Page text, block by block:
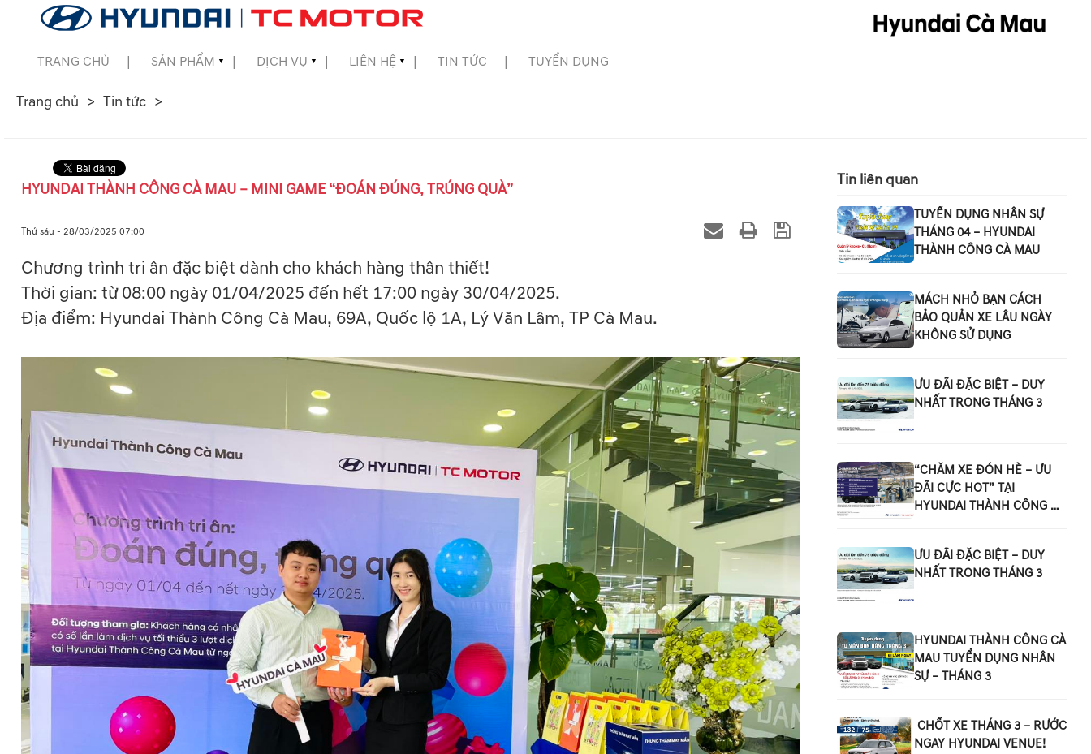
TRANG CHỦ SẢN PHẨM ▼ DỊCH VỤ ▼ LIÊN HỆ ▼ TIN TỨC TUYỂN DỤNG
Trang chủ Tin tức
HYUNDAI THÀNH CÔNG CÀ MAU – MINI GAME “ĐOÁN ĐÚNG, TRÚNG QUÀ”
Thứ sáu - 28/03/2025 07:00
Chương trình tri ân đặc biệt dành cho khách hàng thân thiết!
Thời gian: từ 08:00 ngày 01/04/2025 đến hết 17:00 ngày 30/04/2025.
Địa điểm: Hyundai Thành Công Cà Mau, 69A, Quốc lộ 1A, Lý Văn Lâm, TP Cà Mau.
Tin liên quan
TUYỂN DỤNG NHÂN SỰ
THÁNG 04 – HYUNDAI
THÀNH CÔNG CÀ MAU
MÁCH NHỎ BẠN CÁCH
BẢO QUẢN XE LÂU NGÀY
KHÔNG SỬ DỤNG
ƯU ĐÃI ĐẶC BIỆT – DUY
NHẤT TRONG THÁNG 3
“CHĂM XE ĐÓN HÈ – ƯU
ĐÃI CỰC HOT” TẠI
HYUNDAI THÀNH CÔNG CÀ
ƯU ĐÃI ĐẶC BIỆT – DUY
NHẤT TRONG THÁNG 3
HYUNDAI THÀNH CÔNG CÀ
MAU TUYỂN DỤNG NHÂN
SỰ – THÁNG 3
​​​​​​​ CHỐT XE THÁNG 3 – RƯỚC
NGAY HYUNDAI VENUE!